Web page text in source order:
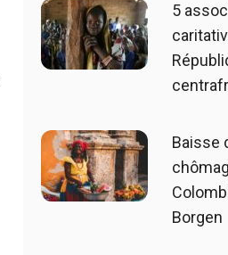
5
Baisse
Borgen